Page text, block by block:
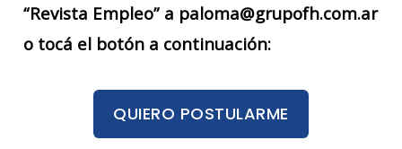
“Revista Empleo” a paloma@grupofh.com.ar
o tocá el botón a continuación:
QUIERO POSTULARME